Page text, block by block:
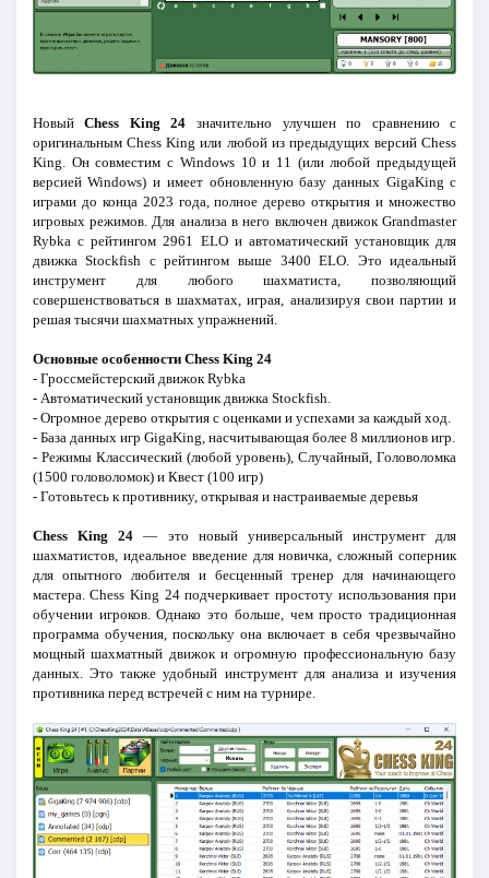
НовыйChess King 24 значительно улучшен по сравнению с
оригинальным Chess King или любой из предыдущих версий Chess
King. Он совместим с Windows 10 и 11 (или любой предыдущей
версией Windows) и имеет обновленную базу данных GigaKing с
играми до конца 2023 года, полное дерево открытия и множество
игровых режимов. Для анализа в него включен движок Grandmaster
Rybka с рейтингом 2961 ELO и автоматический установщик для
движка Stockfish с рейтингом выше 3400 ELO. Это идеальный
инструмент для любого шахматиста, позволяющий
совершенствоваться в шахматах, играя, анализируя свои партии и
решая тысячи шахматных упражнений.
Основные особенности Chess King 24
- Гроссмейстерский движок Rybka
- Автоматический установщик движка Stockfish.
- Огромное дерево открытия с оценками и успехами за каждый ход.
- База данных игр GigaKing, насчитывающая более 8 миллионов игр.
- Режимы Классический (любой уровень), Случайный, Головоломка
(1500 головоломок) и Квест (100 игр)
- Готовьтесь к противнику, открывая и настраиваемые деревья
Chess King 24 — это новый универсальный инструмент для
шахматистов, идеальное введение для новичка, сложный соперник
для опытного любителя и бесценный тренер для начинающего
мастера. Chess King 24 подчеркивает простоту использования при
обучении игроков. Однако это больше, чем просто традиционная
программа обучения, поскольку она включает в себя чрезвычайно
мощный шахматный движок и огромную профессиональную базу
данных. Это также удобный инструмент для анализа и изучения
противника перед встречей с ним на турнире.